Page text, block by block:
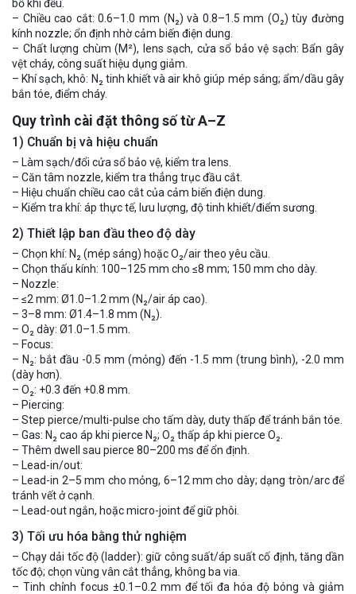
bố khí đều.
– Chiều cao cắt: 0.6–1.0 mm (N₂) và 0.8–1.5 mm (O₂) tùy đường
kính nozzle; ổn định nhờ cảm biến điện dung.
– Chất lượng chùm (M²), lens sạch, cửa sổ bảo vệ sạch: Bẩn gây
vệt cháy, công suất hiệu dụng giảm.
– Khí sạch, khô: N₂ tinh khiết và air khô giúp mép sáng; ẩm/dầu gây
bắn tóe, điểm cháy.
Quy trình cài đặt thông số từ A–Z
1) Chuẩn bị và hiệu chuẩn
– Làm sạch/đổi cửa sổ bảo vệ, kiểm tra lens.
– Căn tâm nozzle, kiểm tra thẳng trục đầu cắt.
– Hiệu chuẩn chiều cao cắt của cảm biến điện dung.
– Kiểm tra khí: áp thực tế, lưu lượng, độ tinh khiết/điểm sương.
2) Thiết lập ban đầu theo độ dày
– Chọn khí: N₂ (mép sáng) hoặc O₂/air theo yêu cầu.
– Chọn thấu kính: 100–125 mm cho ≤8 mm; 150 mm cho dày.
– Nozzle:
– ≤2 mm: Ø1.0–1.2 mm (N₂/air áp cao).
– 3–8 mm: Ø1.4–1.8 mm (N₂).
– O₂ dày: Ø1.0–1.5 mm.
– Focus:
– N₂: bắt đầu -0.5 mm (mỏng) đến -1.5 mm (trung bình), -2.0 mm
(dày hơn).
– O₂: +0.3 đến +0.8 mm.
– Piercing:
– Step pierce/multi-pulse cho tấm dày, duty thấp để tránh bắn tóe.
– Gas: N₂ cao áp khi pierce N₂; O₂ thấp áp khi pierce O₂.
– Thêm dwell sau pierce 80–200 ms để ổn định.
– Lead-in/out:
– Lead-in 2–5 mm cho mỏng, 6–12 mm cho dày; dạng tròn/arc để
tránh vết ở cạnh.
– Lead-out ngắn, hoặc micro-joint để giữ phôi.
3) Tối ưu hóa bằng thử nghiệm
– Chạy dải tốc độ (ladder): giữ công suất/áp suất cố định, tăng dần
tốc độ; chọn vùng vân cắt thẳng, không ba via.
– Tinh chỉnh focus ±0.1–0.2 mm để tối đa hóa độ bóng và giảm